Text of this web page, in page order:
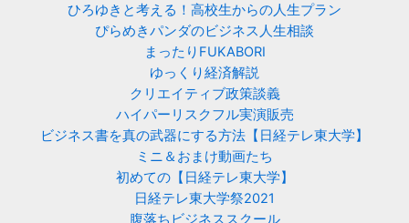
ひろゆきと考える！高校生からの人生プラン
ぴらめきパンダのビジネス人生相談
まったりFUKABORI
ゆっくり経済解説
クリエイティブ政策談義
ハイパーリスクフル実演販売
ビジネス書を真の武器にする方法【日経テレ東大学】
ミニ＆おまけ動画たち
初めての【日経テレ東大学】
日経テレ東大学祭2021